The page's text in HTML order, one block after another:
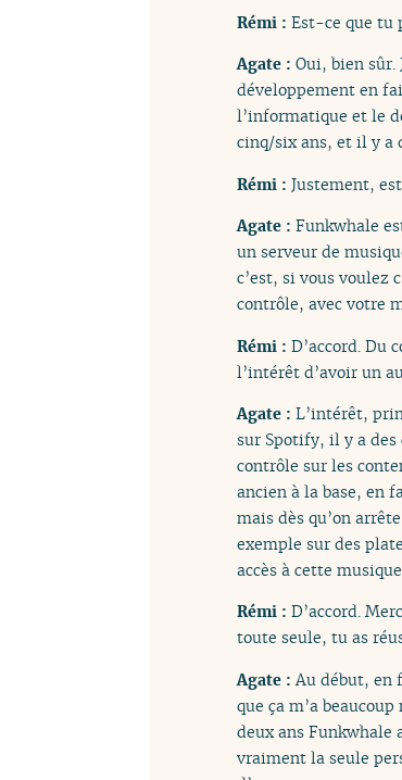
Rémi : Est-ce que tu
Agate : Oui, bien sûr.
développement en
l’informatique et le
cinq/six ans, et il y a
Rémi : Justement,
Agate : Funkwhale
un serveur de
c’est, si vous voulez
contrôle, avec votre
Rémi : D’accord. Du
l’intérêt d’avoir un
Agate : L’intérêt,
sur Spotify, il y a des
contrôle sur les
ancien à la base, en
mais dès qu’on
exemple sur des
accès à cette
Rémi : D’accord.
toute seule, tu as
Agate : Au début, en
que ça m’a
deux ans Funkwhale
vraiment la seule